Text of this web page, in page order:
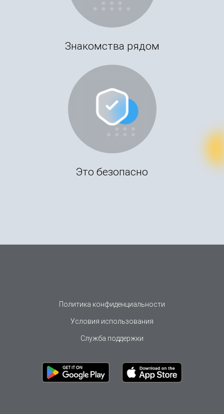
Знакомства рядом
Это безопасно
Политика конфиденциальности
Условия использования
Служба поддержки